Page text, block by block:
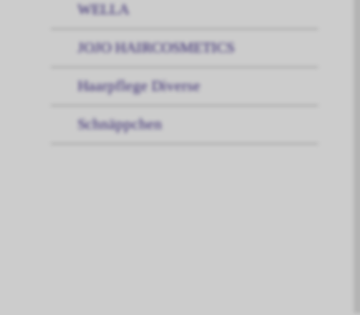
WELLA
JOJO HAIRCOSMETICS
Haarpflege Diverse
Schnäppchen